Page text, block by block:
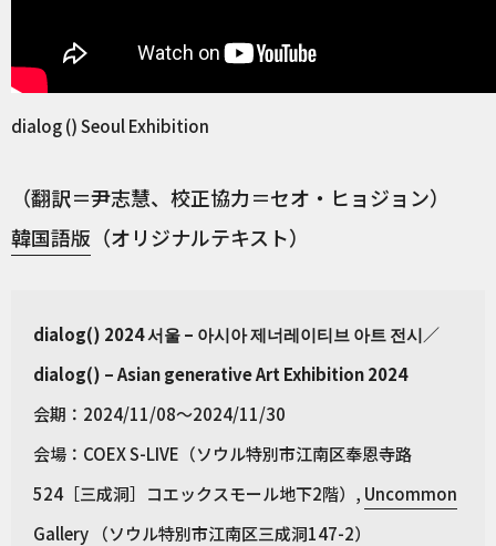
dialog () Seoul Exhibition
（翻訳＝尹志慧、校正協力＝セオ・ヒョジョン）
韓国語版 （オリジナルテキスト）
dialog() 2024 서울 – 아시아 제너레이티브 아트 전시／
dialog() – Asian generative Art Exhibition 2024
会期：2024/11/08～2024/11/30
会場：COEX S-LIVE（ソウル特別市江南区奉恩寺路
524［三成洞］コエックスモール地下2階）, Uncommon
Gallery （ソウル特別市江南区三成洞147-2）